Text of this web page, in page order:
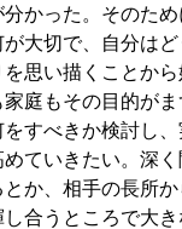
かった。そのた
が大切で、自分はど
を思い描くことか
家庭もその目的が
をすべきか検討し
めていきたい。深
とか、相手の長所
合うところで大